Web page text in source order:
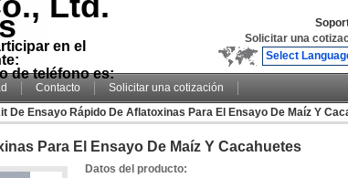
en el
de teléfono es:
Solicitar una
Select
Contacto
Solicitar una cotización
De Ensayo Rápido De Aflatoxinas Para El Ensayo De Maíz Y
Para El Ensayo De Maíz Y Cacahuetes
Datos del producto: